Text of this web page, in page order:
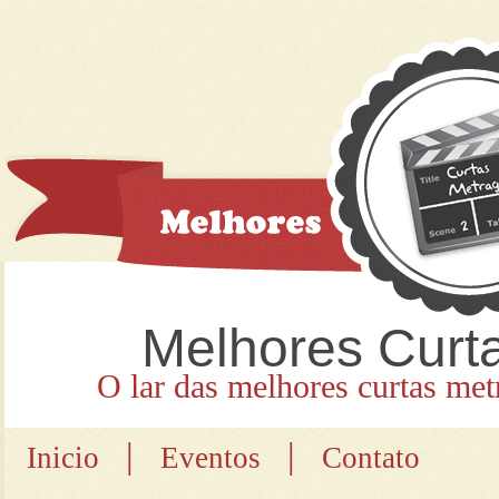
Melhores
O lar das melhores curtas
Inicio | Eventos | Contato